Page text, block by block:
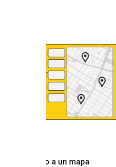
Vinculado a un mapa